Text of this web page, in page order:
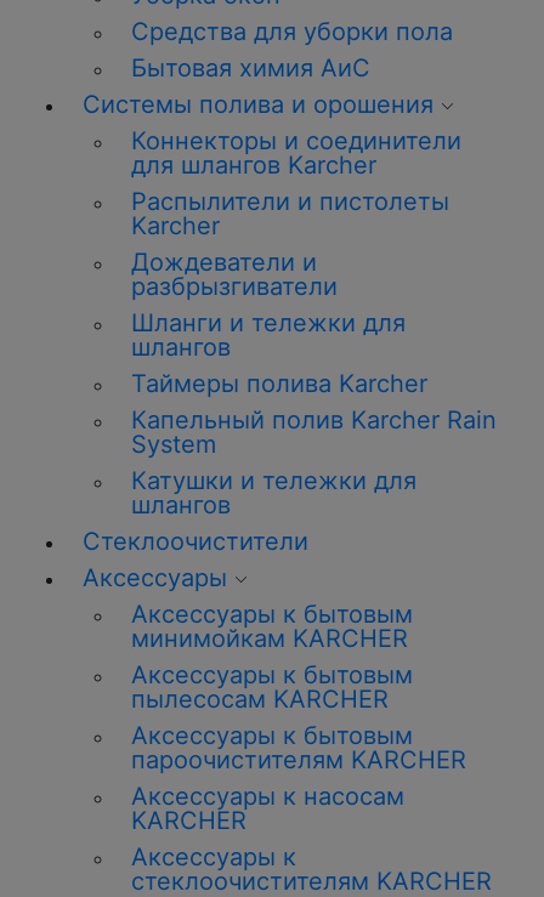
Средства для уборки пола
Бытовая химия АиС
Системы полива и орошения
Коннекторы и соединители
для шлангов Karcher
Распылители и пистолеты
Karcher
Дождеватели и
разбрызгиватели
Шланги и тележки для
шлангов
Таймеры полива Karcher
Капельный полив Karcher Rain
System
Катушки и тележки для
шлангов
Стеклоочистители
Аксессуары
Аксессуары к бытовым
минимойкам KARCHER
Аксессуары к бытовым
пылесосам KARCHER
Аксессуары к бытовым
пароочистителям KARCHER
Аксессуары к насосам
KARCHER
Аксессуары к
стеклоочистителям KARCHER